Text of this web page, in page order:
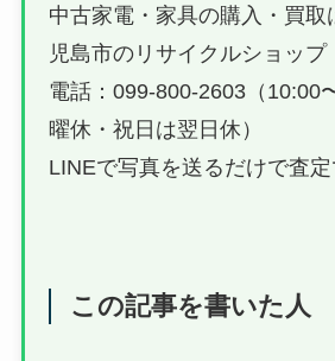
中古家電・家具の購入・買取
児島市のリサイクルショップ
電話：099-800-2603（10:00
曜休・祝日は翌日休）
LINEで写真を送るだけで査
この記事を書いた人